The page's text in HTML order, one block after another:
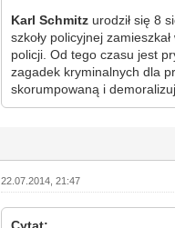
Karl Schmitz urodził się 8
szkoły policyjnej
policji. Od tego czasu jest
zagadek kryminalnych dla
skorumpowaną i
22.07.2014, 21:47